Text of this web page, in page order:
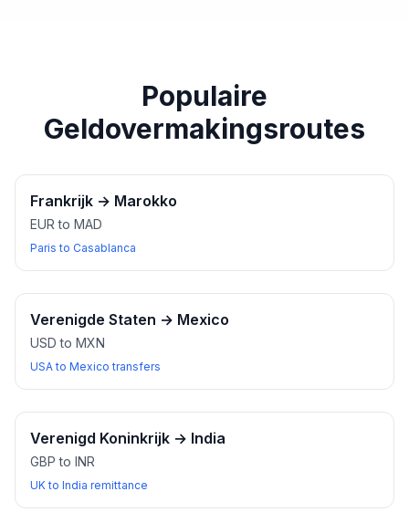
Populaire
Geldovermakingsroutes
Frankrijk → Marokko
EUR to MAD
Paris to Casablanca
Verenigde Staten → Mexico
USD to MXN
USA to Mexico transfers
Verenigd Koninkrijk → India
GBP to INR
UK to India remittance